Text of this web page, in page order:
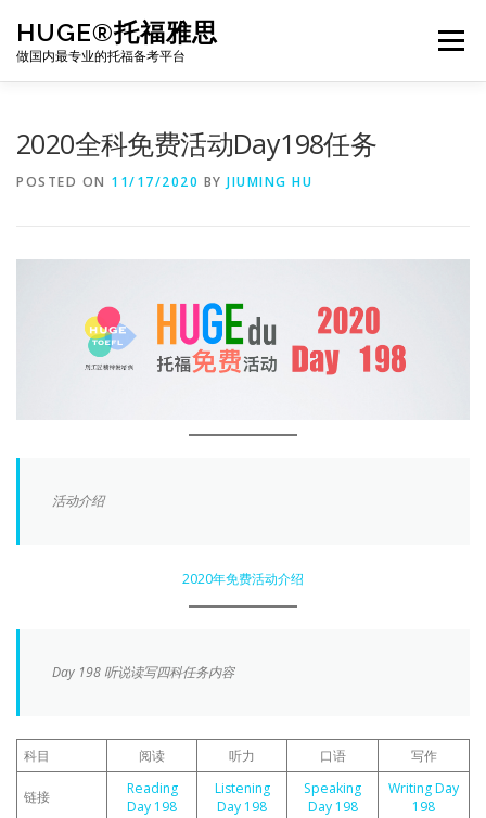
content
HUGE®托福雅思
做国内最专业的托福备考平台
Menu
2020全科免费活动Day198任务
POSTED ON 11/17/2020 BY JIUMING HU
活动介绍
2020年免费活动介绍
Day 198 听说读写四科任务内容
科目 阅读 听力 口语 写作
链接
Reading
Day 198
Listening
Day 198
Speaking
Day 198
Writing Day
198